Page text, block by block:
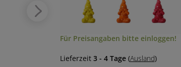
Für Preisangaben bitte einloggen!
Lieferzeit 3 - 4 Tage(Ausland)